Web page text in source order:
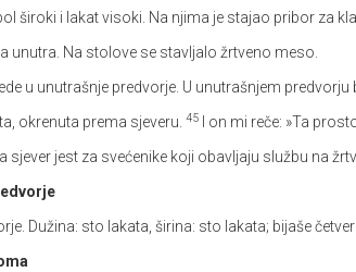
široki i lakat visoki. Na njima je stajao pribor za
unutra. Na stolove se stavljalo žrtveno meso.
u unutrašnje predvorje. U unutrašnjem
okrenuta prema sjeveru. 45 I on mi reče: »Ta
sjever jest za svećenike koji obavljaju službu na
Dužina: sto lakata, širina: sto lakata; bijaše